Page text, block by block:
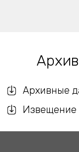
Архивные
Извещение